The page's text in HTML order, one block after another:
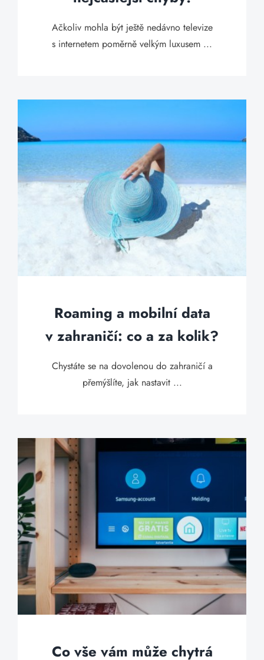
Ačkoliv mohla být ještě nedávno televize
s internetem poměrně velkým luxusem ...
Roaming a mobilní data
v zahraničí: co a za kolik?
Chystáte se na dovolenou do zahraničí a
přemýšlíte, jak nastavit ...
Co vše vám může chytrá